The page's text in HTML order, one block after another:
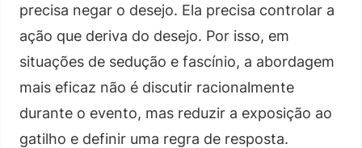
precisa negar o desejo. Ela precisa controlar a
ação que deriva do desejo. Por isso, em
situações de sedução e fascínio, a abordagem
mais eficaz não é discutir racionalmente
durante o evento, mas reduzir a exposição ao
gatilho e definir uma regra de resposta.